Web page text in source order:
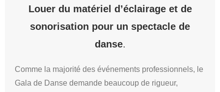
Louer du matériel d’éclairage et de
sonorisation pour un spectacle de
danse.
Comme la majorité des événements professionnels, le
Gala de Danse demande beaucoup de rigueur,